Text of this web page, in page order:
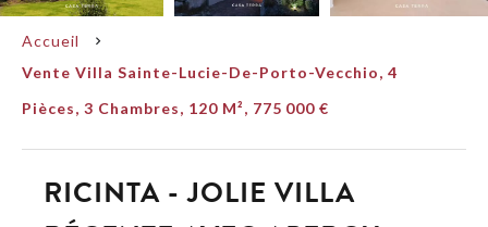
Accueil
Vente Villa Sainte-Lucie-De-Porto-Vecchio, 4
Pièces, 3 Chambres, 120 M², 775 000 €
RICINTA - JOLIE VILLA